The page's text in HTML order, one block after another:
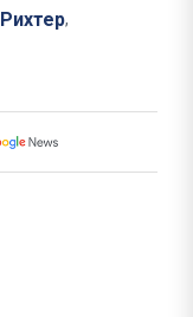
Рихтер,